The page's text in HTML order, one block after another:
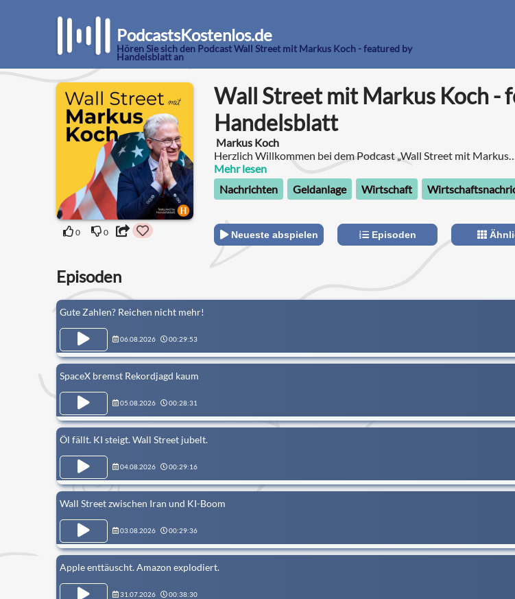
PodcastsKostenlos.de
Hören Sie sich den Podcast Wall Street mit Markus Koch - featured by
Handelsblatt an
0 0
Wall Street mit Markus Koch -
Handelsblatt
Markus Koch
Herzlich Willkommen bei dem Podcast „Wall Street mit Markus
Koch - featured by Handelsblatt“.
Mehr lesen
Nachrichten
Geldanlage Wirtschaft
Neueste abspielen Episoden
Episoden
Gute Zahlen? Reichen nicht mehr!
06.08.2026 00:29:53
SpaceX bremst Rekordjagd kaum
05.08.2026 00:28:31
Öl fällt. KI steigt. Wall Street jubelt.
04.08.2026 00:29:16
Wall Street zwischen Iran und KI-Boom
03.08.2026 00:29:36
Apple enttäuscht. Amazon explodiert.
31.07.2026 00:38:30